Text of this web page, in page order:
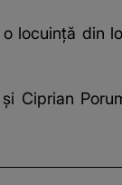
locuință din
Ciprian